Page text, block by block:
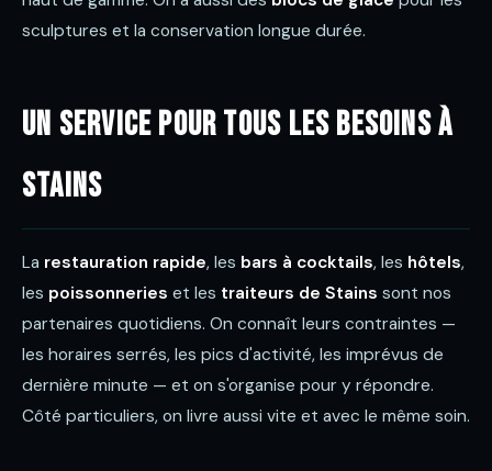
sculptures et la conservation longue durée.
Un service pour tous les besoins à
Stains
La restauration rapide, les bars à cocktails, les hôtels,
les poissonneries et les traiteurs de Stains sont nos
partenaires quotidiens. On connaît leurs contraintes —
les horaires serrés, les pics d'activité, les imprévus de
dernière minute — et on s'organise pour y répondre.
Côté particuliers, on livre aussi vite et avec le même soin.